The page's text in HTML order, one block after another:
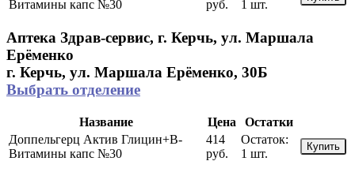
Витамины капс №30
руб.
1 шт.
Аптека Здрав-сервис, г. Керчь, ул. Маршала
Ерёменко
г. Керчь, ул. Маршала Ерёменко, 30Б
Выбрать отделение
Название Цена
Остатки
Доппельгерц Актив Глицин+В-
Витамины капс №30
414
руб.
Остаток:
1 шт.
Купить